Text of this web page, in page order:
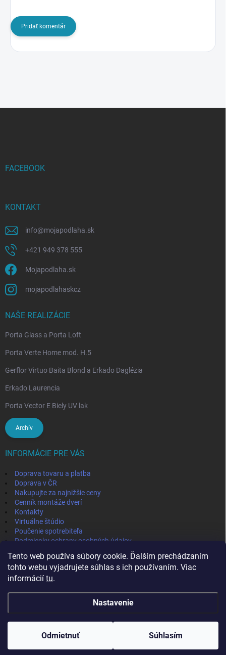
Tento web používa súbory cookie. Ďalším prechádzaním
tohto webu vyjadrujete súhlas s ich používaním. Viac
informácií tu.
Nastavenie
Odmietnuť Súhlasím
Pridať komentár
FACEBOOK
KONTAKT
info@mojapodlaha.sk
+421 949 378 555
Mojapodlaha.sk
mojapodlahaskcz
NAŠE REALIZÁCIE
Porta Glass a Porta Loft
Porta Verte Home mod. H.5
Gerflor Virtuo Baita Blond a Erkado Daglézia
Erkado Laurencia
Porta Vector E Biely UV lak
Archív
INFORMÁCIE PRE VÁS
Doprava tovaru a platba
Doprava v ČR
Nakupujte za najnižšie ceny
Cenník montáže dverí
Kontakty
Virtuálne štúdio
Poučenie spotrebiteľa
Podmienky ochrany osobných údajov
Obchodné podmienky
IVPA-OKNA - zmluvný partner
Vytvoril Shoptet
Copyright 2026 . Všetky práva vyhradené.